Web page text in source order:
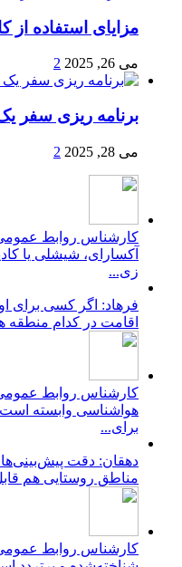
مزایای استفاده
می 26, 2025 2
برنامه ریزی سفر
می 28, 2025 2
کارشناس روابط
آکسارای، شیشلی یا
زی...
فرهاد: اگر کسی برای
اقامت در کدام
کارشناس روابط
هواشناسی وابسته
برای...
دهقان: دقت
مناطق روستایی هم
کارشناس روابط